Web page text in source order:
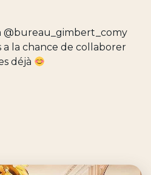
@bureau_gimbert_comy
la chance de collaborer
déjà